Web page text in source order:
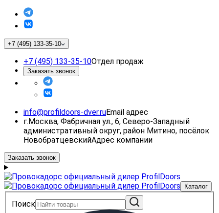
+7 (495) 133-35-10
+7 (495) 133-35-10Отдел продаж
Заказать звонок
info@profildoors-dver.ruEmail адрес
г.Москва, Фабричная ул., 6, Северо-Западный
административный округ, район Митино, посёлок
НовобратцевскийАдрес компании
Заказать звонок
Каталог
Поиск